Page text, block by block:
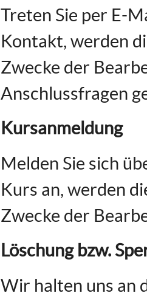
Treten Sie per E-
Kontakt, werden
Zwecke der
Anschlussfragen
Kursanmeldung
Melden Sie sich
Kurs an, werden
Zwecke der
Löschung bzw.
Wir halten uns an